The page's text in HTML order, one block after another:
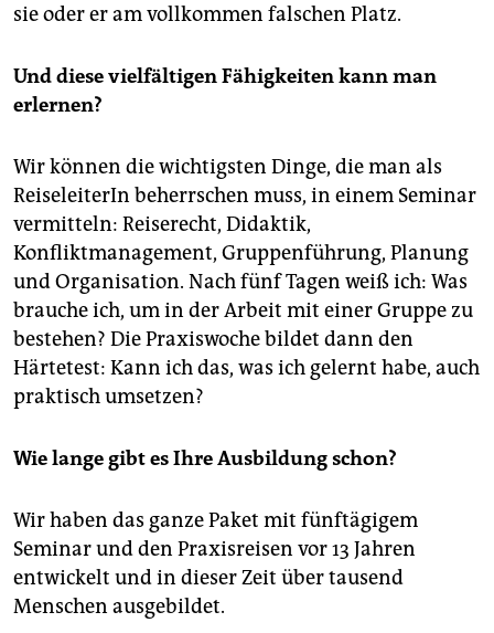
sie oder er am vollkommen falschen Platz.
Und diese vielfältigen Fähigkeiten kann man
erlernen?
Wir können die wichtigsten Dinge, die man als
ReiseleiterIn beherrschen muss, in einem Seminar
vermitteln: Reiserecht, Didaktik,
Konfliktmanagement, Gruppenführung, Planung
und Organisation. Nach fünf Tagen weiß ich: Was
brauche ich, um in der Arbeit mit einer Gruppe zu
bestehen? Die Praxiswoche bildet dann den
Härtetest: Kann ich das, was ich gelernt habe, auch
praktisch umsetzen?
Wie lange gibt es Ihre Ausbildung schon?
Wir haben das ganze Paket mit fünftägigem
Seminar und den Praxisreisen vor 13 Jahren
entwickelt und in dieser Zeit über tausend
Menschen ausgebildet.